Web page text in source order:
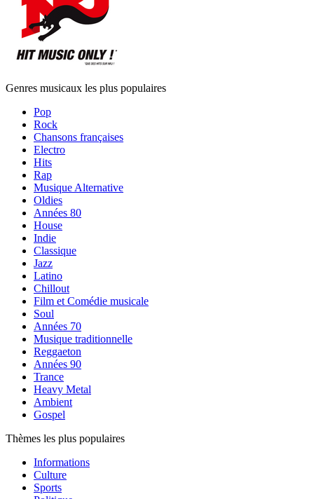
Genres musicaux les plus populaires
Pop
Rock
Chansons françaises
Electro
Hits
Rap
Musique Alternative
Oldies
Années 80
House
Indie
Classique
Jazz
Latino
Chillout
Film et Comédie musicale
Soul
Années 70
Musique traditionnelle
Reggaeton
Années 90
Trance
Heavy Metal
Ambient
Gospel
Thèmes les plus populaires
Informations
Culture
Sports